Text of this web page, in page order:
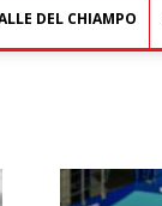
DEL CHIAMPO